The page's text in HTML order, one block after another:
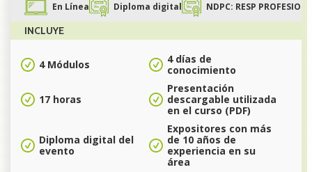
En Línea Diploma digital NDPC: RESP
INCLUYE
4 Módulos
4 días de
conocimiento
17 horas
Presentación
descargable utilizada
en el curso (PDF)
Diploma digital del
evento
Expositores con más
de 10 años de
experiencia en su
área